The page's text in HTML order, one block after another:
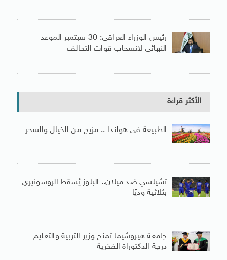
رئيس الوزراء العراقى: 30 سبتمبر الموعد
النهائى لانسحاب قوات التحالف
الأكثر قراءة
الطبيعة فى هولندا .. مزيج من الخيال والسحر
تشيلسي ضد ميلان.. البلوز يُسقط الروسونيري
بثلاثية وديًا
جامعة هيروشيما تمنح وزير التربية والتعليم
درجة الدكتوراة الفخرية